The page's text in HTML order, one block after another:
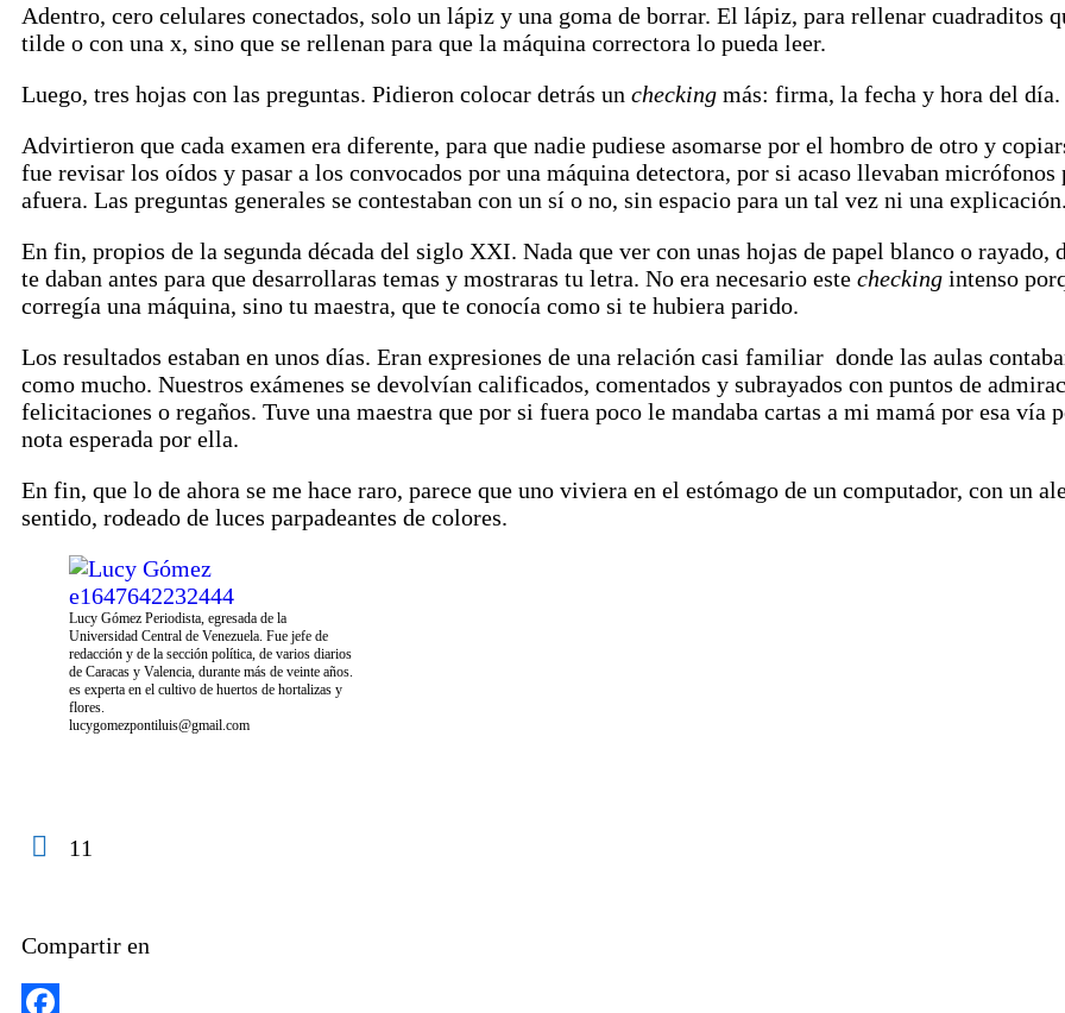
Adentro, cero celulares conectados, solo un lápiz y una goma de borrar. El lápiz, para rellenar cuadraditos
tilde o con una x, sino que se rellenan para que la máquina correctora lo pueda leer.
Luego, tres hojas con las preguntas. Pidieron colocar detrás un checking más: firma, la fecha y hora del día.
Advirtieron que cada examen era diferente, para que nadie pudiese asomarse por el hombro de otro y
fue revisar los oídos y pasar a los convocados por una máquina detectora, por si acaso llevaban
afuera. Las preguntas generales se contestaban con un sí o no, sin espacio para un tal vez ni una
En fin, propios de la segunda década del siglo XXI. Nada que ver con unas hojas de papel blanco o rayado,
te daban antes para que desarrollaras temas y mostraras tu letra. No era necesario este checking intenso
corregía una máquina, sino tu maestra, que te conocía como si te hubiera parido.
Los resultados estaban en unos días. Eran expresiones de una relación casi familiar donde las aulas
como mucho. Nuestros exámenes se devolvían calificados, comentados y subrayados con puntos de
felicitaciones o regaños. Tuve una maestra que por si fuera poco le mandaba cartas a mi mamá por esa vía
nota esperada por ella.
En fin, que lo de ahora se me hace raro, parece que uno viviera en el estómago de un computador, con un
sentido, rodeado de luces parpadeantes de colores.
Lucy Gómez Periodista, egresada de la
Universidad Central de Venezuela. Fue jefe de
redacción y de la sección política, de varios diarios
de Caracas y Valencia, durante más de veinte años.
es experta en el cultivo de huertos de hortalizas y
flores.
lucygomezpontiluis@gmail.com
11
Compartir en